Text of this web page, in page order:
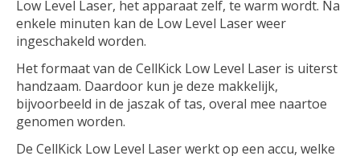
Low Level Laser, het apparaat zelf, te warm wordt. Na
enkele minuten kan de Low Level Laser weer
ingeschakeld worden.
Het formaat van de CellKick Low Level Laser is uiterst
handzaam. Daardoor kun je deze makkelijk,
bijvoorbeeld in de jaszak of tas, overal mee naartoe
genomen worden.
De CellKick Low Level Laser werkt op een accu, welke